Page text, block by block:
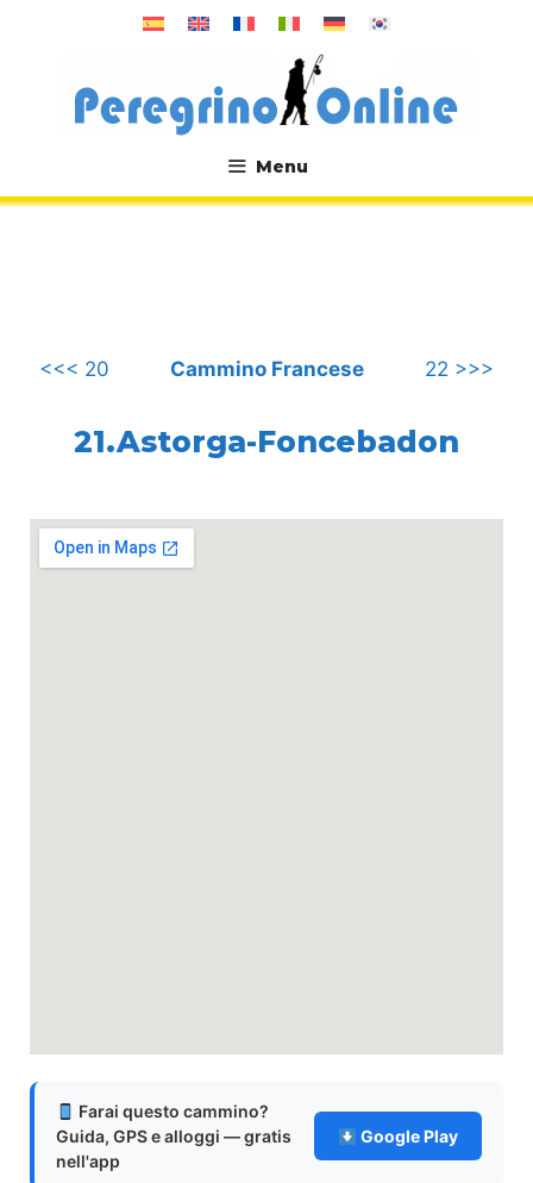
Menu
.
<<< 20 Cammino Francese 22 >>>
21.Astorga-Foncebadon
Farai questo cammino?
Guida, GPS e alloggi — gratis
nell'app
Google Play